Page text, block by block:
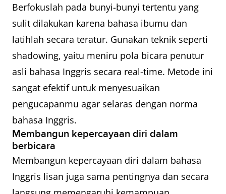
Berfokuslah pada bunyi-bunyi tertentu yang
sulit dilakukan karena bahasa ibumu dan
latihlah secara teratur. Gunakan teknik seperti
shadowing, yaitu meniru pola bicara penutur
asli bahasa Inggris secara real-time. Metode ini
sangat efektif untuk menyesuaikan
pengucapanmu agar selaras dengan norma
bahasa Inggris.
Membangun kepercayaan diri dalam
berbicara
Membangun kepercayaan diri dalam bahasa
Inggris lisan juga sama pentingnya dan secara